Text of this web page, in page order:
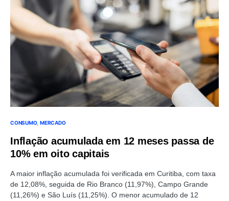
CONSUMO MERCADO
Inflação acumulada em 12 meses passa de
10% em oito capitais
A maior inflação acumulada foi verificada em Curitiba, com taxa
de 12,08%, seguida de Rio Branco (11,97%), Campo Grande
(11,26%) e São Luís (11,25%). O menor acumulado de 12